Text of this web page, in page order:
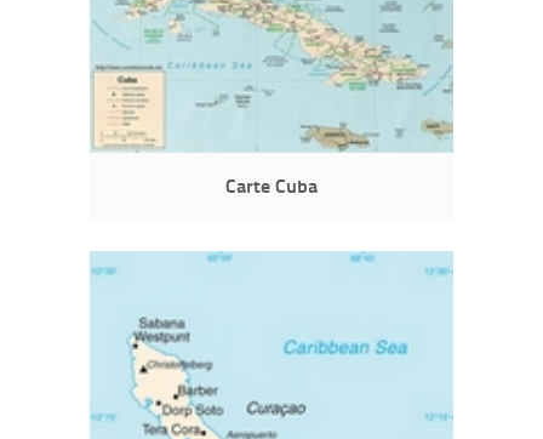
Carte Cuba